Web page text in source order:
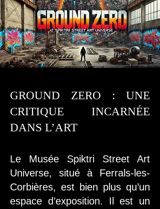
GROUND ZERO : UNE
CRITIQUE INCARNÉE
DANS L’ART
Le Musée Spiktri Street Art
Universe, situé à Ferrals-les-
Corbières, est bien plus qu’un
espace d’exposition. Il est un